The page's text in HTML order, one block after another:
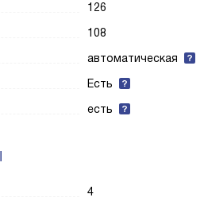
126
108
автоматическая
Есть
есть
4